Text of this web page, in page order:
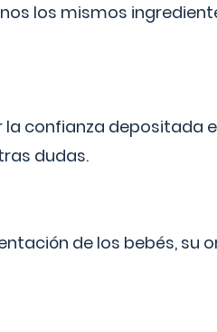
los mismos
confianza depositada
dudas.
de los bebés, su